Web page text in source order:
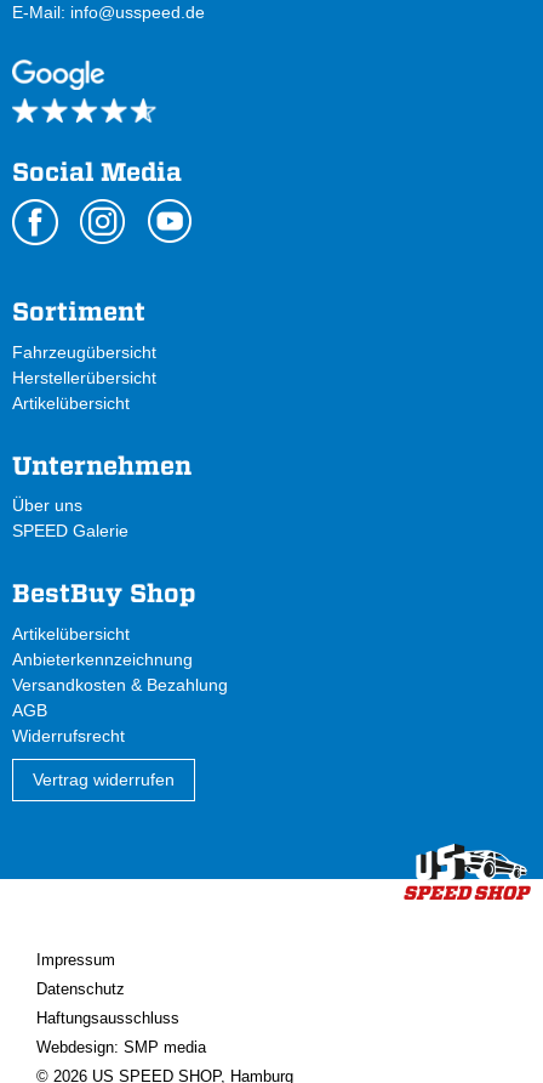
E-Mail: info@usspeed.de
Social Media
Sortiment
Fahrzeugübersicht
Herstellerübersicht
Artikelübersicht
Unternehmen
Über uns
SPEED Galerie
BestBuy Shop
Artikelübersicht
Anbieterkennzeichnung
Versandkosten & Bezahlung
AGB
Widerrufsrecht
Vertrag widerrufen
Impressum
Datenschutz
Haftungsausschluss
Webdesign: SMP media
© 2026 US SPEED SHOP, Hamburg